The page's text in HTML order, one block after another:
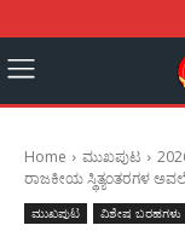
Home ಮುಖಪುಟ
ರಾಜಕೀಯ ಸ್ಥಿತ್ಯಂತರಗಳ
ಮುಖಪುಟ ವಿಶೇಷ ಬರಹಗಳು